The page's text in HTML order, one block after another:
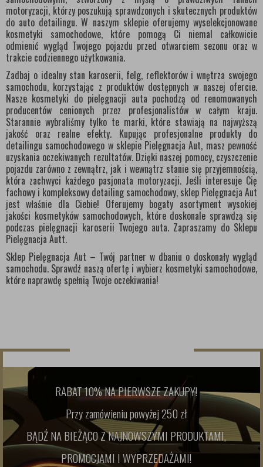
motoryzacji, którzy poszukują sprawdzonych i skutecznych produktów
do auto detailingu. W naszym sklepie oferujemy wyselekcjonowane
kosmetyki samochodowe, które pomogą Ci niemal całkowicie
odmienić wygląd Twojego pojazdu przed otwarciem sezonu oraz w
trakcie codziennego użytkowania.
Zadbaj o idealny stan karoserii, felg, reflektorów i wnętrza swojego
samochodu, korzystając z produktów dostępnych w naszej ofercie.
Nasze kosmetyki do pielęgnacji auta pochodzą od renomowanych
producentów cenionych przez profesjonalistów w całym kraju.
Starannie wybraliśmy tylko te marki, które stawiają na najwyższą
jakość oraz realne efekty. Kupując profesjonalne produkty do
detailingu samochodowego w sklepie Pielęgnacja Aut, masz pewność
uzyskania oczekiwanych rezultatów. Dzięki naszej pomocy, czyszczenie
pojazdu zarówno z zewnątrz, jak i wewnątrz stanie się przyjemnością,
która zachwyci każdego pasjonata motoryzacji. Jeśli interesuje Cię
fachowy i kompleksowy detailing samochodowy, sklep Pielęgnacja Aut
jest właśnie dla Ciebie! Oferujemy bogaty asortyment wysokiej
jakości kosmetyków samochodowych, które doskonale sprawdzą się
podczas pielęgnacji karoserii Twojego auta. Zapraszamy do Sklepu
Pielęgnacja Autt.
Sklep Pielęgnacja Aut – Twój partner w dbaniu o doskonały wygląd
samochodu. Sprawdź naszą ofertę i wybierz kosmetyki samochodowe,
które naprawdę spełnią Twoje oczekiwania!
RABAT 10% NA PIERWSZE ZAKUPY!
Przy zamówieniu powyżej 250 zł
BĄDŹ NA BIEŻĄCO Z NAJNOWSZYMI PRODUKTAMI,
PROMOCJAMI I WYPRZEDAŻAMI!